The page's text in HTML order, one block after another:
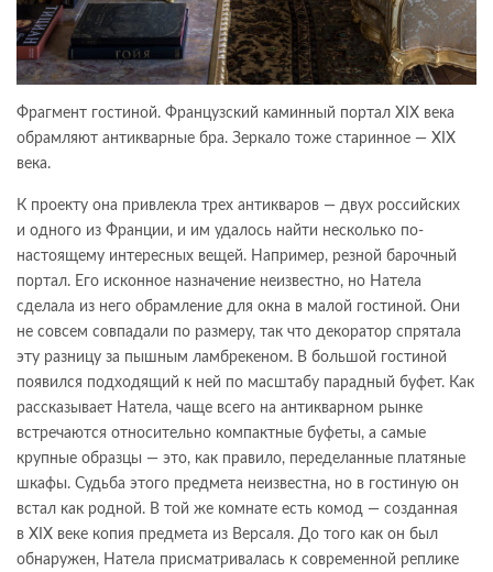
Фрагмент гостиной. Французский каминный портал XIX века
обрамляют антикварные бра. Зеркало тоже старинное — XIX
века.
К проекту она привлекла трех антикваров — двух российских
и одного из Франции, и им удалось найти несколько по-
настоящему интересных вещей. Например, резной барочный
портал. Его исконное назначение неизвестно, но Натела
сделала из него обрамление для окна в малой гостиной. Они
не совсем совпадали по размеру, так что декоратор спрятала
эту разницу за пышным ламбрекеном. В большой гостиной
появился подходящий к ней по масштабу парадный буфет. Как
рассказывает Натела, чаще всего на антикварном рынке
встречаются относительно компактные буфеты, а самые
крупные образцы — это, как правило, переделанные платяные
шкафы. Судьба этого предмета неизвестна, но в гостиную он
встал как родной. В той же комнате есть комод — созданная
в XIX веке копия предмета из Версаля. До того как он был
обнаружен, Натела присматривалась к современной реплике